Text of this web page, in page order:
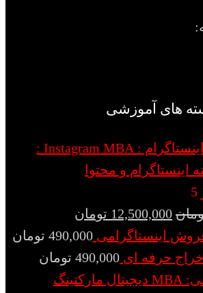
های آموزشی
بسته MBA اینستاگرام : Instagram MBA :
اینستاگرام و محتوا
12,500,000 تومان
اینستاگرامی 490,000 تومان
حرفه ای 490,000 تومان
بسته آموزشی: MBA دیجیتال مارکتینگ